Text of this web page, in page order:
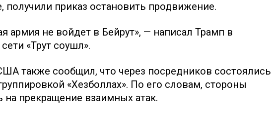
получили приказ остановить продвижение.
армия не войдет в Бейрут», — написал Трамп в
«Трут соушл».
также сообщил, что через посредников состоялись
«Хезболлах». По его словам, стороны
на прекращение взаимных атак.